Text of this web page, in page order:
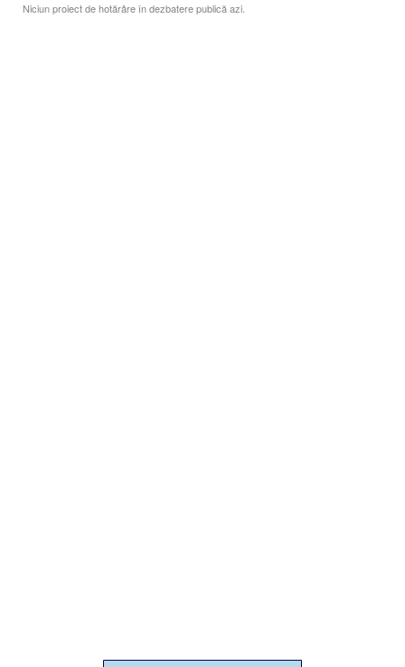
Niciun proiect de hotărâre în dezbatere publică azi.